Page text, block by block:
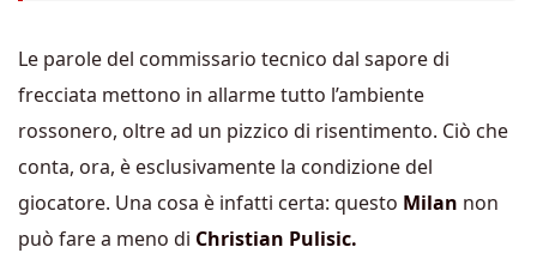
Le parole del commissario tecnico dal sapore di
frecciata mettono in allarme tutto l’ambiente
rossonero, oltre ad un pizzico di risentimento. Ciò che
conta, ora, è esclusivamente la condizione del
giocatore. Una cosa è infatti certa: questo Milan non
può fare a meno di Christian Pulisic.